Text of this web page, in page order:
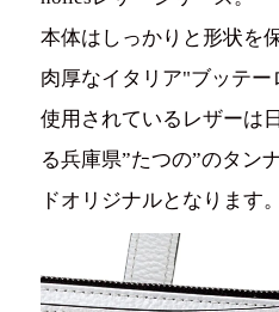
本体はしっかりと形状を
肉厚なイタリア"ブッテー
使用されているレザーは
る兵庫県”たつの”のタン
ドオリジナルとなります。